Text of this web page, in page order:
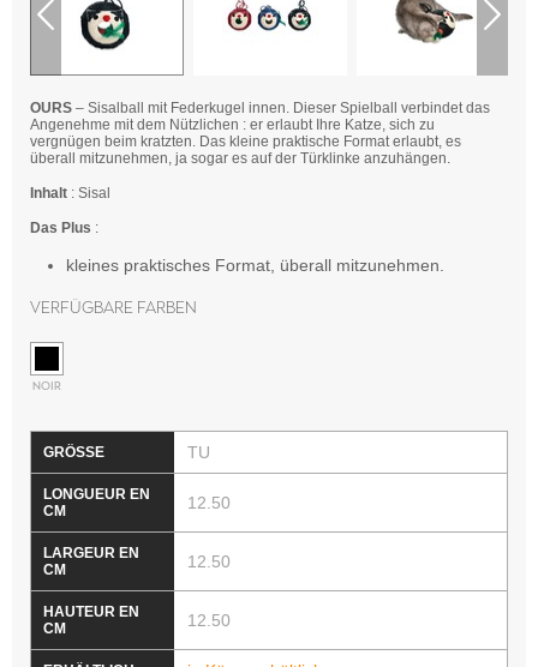
OURS – Sisalball mit Federkugel innen. Dieser Spielball verbindet das
Angenehme mit dem Nützlichen : er erlaubt Ihre Katze, sich zu
vergnügen beim kratzten. Das kleine praktische Format erlaubt, es
überall mitzunehmen, ja sogar es auf der Türklinke anzuhängen.
Inhalt : Sisal
Das Plus :
kleines praktisches Format, überall mitzunehmen.
Verfügbare Farben
NOIR
TU
12.50
12.50
12.50